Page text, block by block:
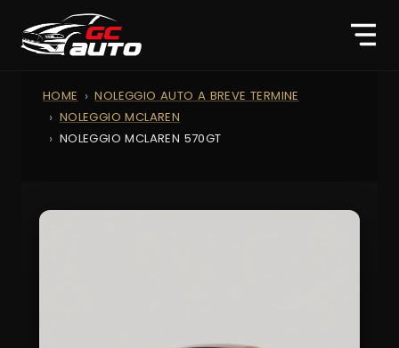
HOME
NOLEGGIO AUTO A BREVE TERMINE
NOLEGGIO MCLAREN
NOLEGGIO MCLAREN 570GT